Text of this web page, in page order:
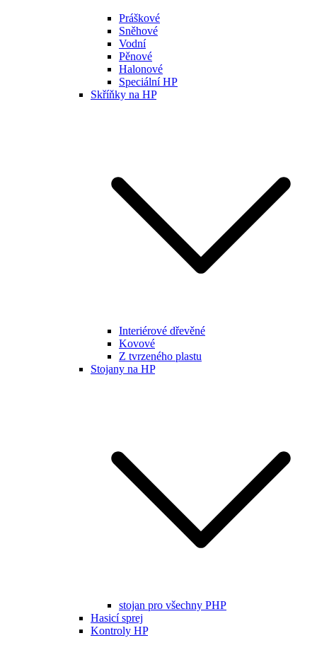
Práškové
Sněhové
Vodní
Pěnové
Halonové
Speciální HP
Skříňky na HP
Interiérové dřevěné
Kovové
Z tvrzeného plastu
Stojany na HP
stojan pro všechny PHP
Hasicí sprej
Kontroly HP